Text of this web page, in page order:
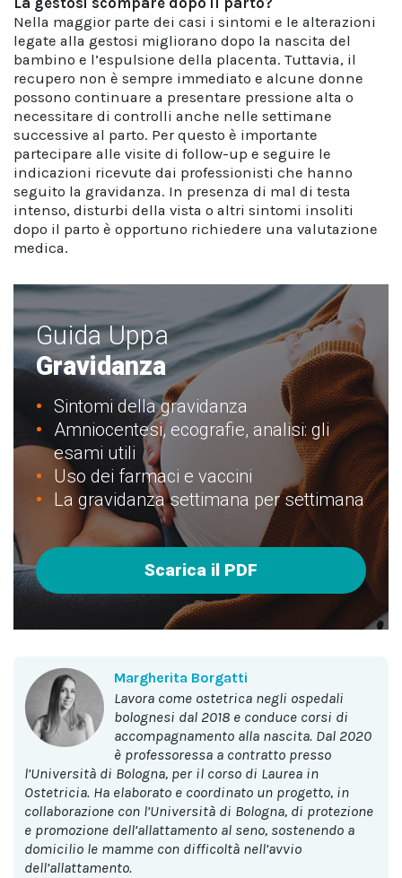
Nella maggior parte dei casi i sintomi e le alterazioni
legate alla gestosi migliorano dopo la nascita del
bambino e l’espulsione della placenta. Tuttavia, il
recupero non è sempre immediato e alcune donne
possono continuare a presentare pressione alta o
necessitare di controlli anche nelle settimane
successive al parto. Per questo è importante
partecipare alle visite di follow-up e seguire le
indicazioni ricevute dai professionisti che hanno
seguito la gravidanza. In presenza di mal di testa
intenso, disturbi della vista o altri sintomi insoliti
dopo il parto è opportuno richiedere una valutazione
medica.
Guida Uppa
Gravidanza
Sintomi della gravidanza
Amniocentesi, ecografie, analisi: gli
esami utili
Uso dei farmaci e vaccini
La gravidanza settimana per settimana
Scarica il PDF
Margherita Borgatti
Lavora come ostetrica negli ospedali
bolognesi dal 2018 e conduce corsi di
accompagnamento alla nascita. Dal 2020
è professoressa a contratto presso
l’Università di Bologna, per il corso di Laurea in
Ostetricia. Ha elaborato e coordinato un progetto, in
collaborazione con l’Università di Bologna, di protezione
e promozione dell’allattamento al seno, sostenendo a
domicilio le mamme con difficoltà nell’avvio
dell’allattamento.